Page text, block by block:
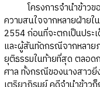
โครงการจำนำข้าวขอ
ความสนใจจากหลายฝ่ายใ
2554 ก่อนที่จะตกเป็นปร
และผู้สันทัดกรณีจากหลาย
ยุติธรรมในท้ายที่สุด ตลอ
ศาล ทั้งกรณีของนางสาว